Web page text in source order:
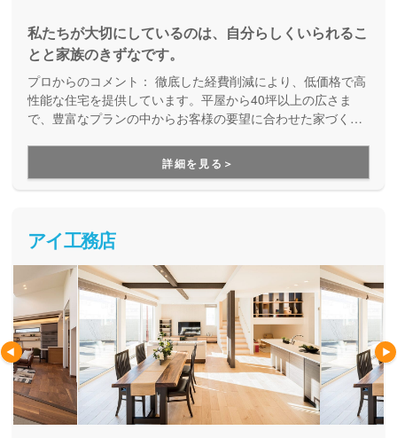
私たちが大切にしているのは、自分らしくいられるこ
とと家族のきずなです。
プロからのコメント： 徹底した経費削減により、低価格で高
性能な住宅を提供しています。平屋から40坪以上の広さま
で、豊富なプランの中からお客様の要望に合わせた家づくり
ず、予算内で快適な住まいを建てたい方にオススメです。
詳細を見る＞
アイ工務店